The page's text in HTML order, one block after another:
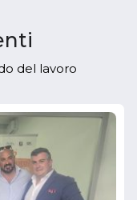
del lavoro